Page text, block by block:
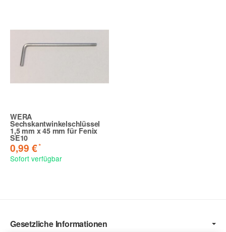
WERA
Sechskantwinkelschlüssel
1,5 mm x 45 mm für Fenix
SE10
0,99 €*
Sofort verfügbar
Gesetzliche Informationen